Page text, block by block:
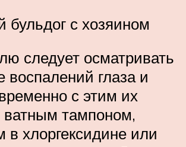
бульдог с хозяином
следует осматривать
воспалений глаза и
с этим их
ватным тампоном,
хлоргексидине или